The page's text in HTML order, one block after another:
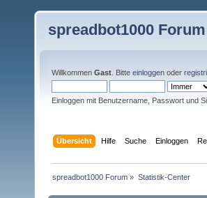
spreadbot1000 Forum
Willkommen Gast . Bitte einloggen oder
Einloggen mit Benutzername, Passwort und
Übersicht Hilfe Suche Einloggen
spreadbot1000 Forum » Statistik-Center